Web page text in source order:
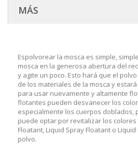
MÁS
Espolvorear la mosca es simple,
mosca en la generosa abertura del
y agite un poco. Esto hará que el
de los materiales de la mosca y
para usar nuevamente y altamente
flotantes pueden desvanecer los
especialmente los cuerpos doblados,
puede optar por revitalizar los colores
Floatant, Liquid Spray Floatant o
polvo.